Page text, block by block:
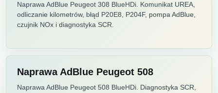
Naprawa AdBlue Peugeot 308 BlueHDi. Komunikat UREA,
odliczanie kilometrów, błąd P20E8, P204F, pompa AdBlue,
czujnik NOx i diagnostyka SCR.
Naprawa AdBlue Peugeot 508
Naprawa AdBlue Peugeot 508 BlueHDi. Diagnostyka SCR,